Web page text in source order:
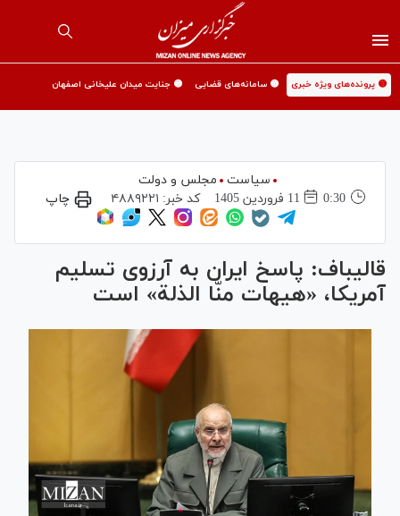
🟡 پرونده‌های ویژه خبری 🟡 سامانه‌های قضایی 🟡 جنایت میدان علیخانی اصفهان
سیاست
مجلس و دولت
0:30
11 فروردين 1405 کد خبر: ۴۸۸۹۲۲۱ چاپ
قالیباف: پاسخ ایران به آرزوی تسلیم
آمریکا، «هیهات منّا الذلة» است